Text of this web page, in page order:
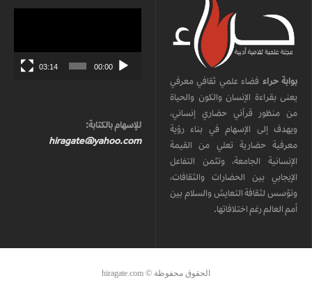
بوابة حراء فضاء علمي ثقافي معرفي
يعنى بقراءة الإنسان والكون والحياة
من منظور قرآني حضاري إنساني،
ويهدف إلى الإسهام في بناء رؤية
معرفية حضارية تعلي من القيمة
الإنسانية الجامعة، وتثمن التفاعل
الإيجابي بين الحضارات والثقافات،
وتؤسس لثقافة التعايش والسلام بين
أمم العالم رغم اختلافاتها.
00:00
03:14
للإسهام بالكتابة:
hiragate@yahoo.com
الحقوق محفوظة © hiragate.com